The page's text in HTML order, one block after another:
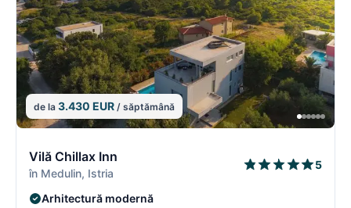
de la 3.430 EUR / săptămână
Vilă Chillax Inn
în Medulin, Istria
5
Arhitectură modernă